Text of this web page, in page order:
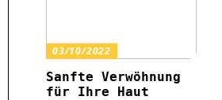
03/10/2022
Sanfte Verwöhnung
für Ihre Haut